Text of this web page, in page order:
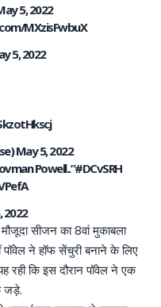
5, 2022
MXzisFwbuX
5, 2022
May 5, 2022
Powell..”#DCvSRH
2022
सीजन का 8वां मुकाबला
ने हॉफ सेंचुरी बनाने के लिए
रही कि इस दौरान पॉवेल ने एक
जड़े.